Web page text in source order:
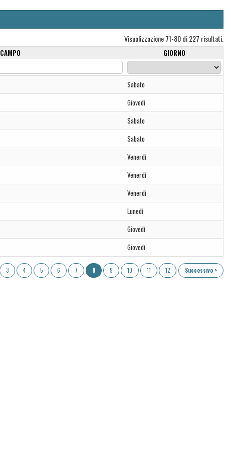
Visualizzazione 71-80 di 227 risultati.
CAMPO GIORNO
Sabato
Giovedì
Sabato
Sabato
Venerdì
Venerdì
Venerdì
Lunedì
Giovedì
Giovedì
3 4 5 6 7 8 9 10 11 12 Successivo >